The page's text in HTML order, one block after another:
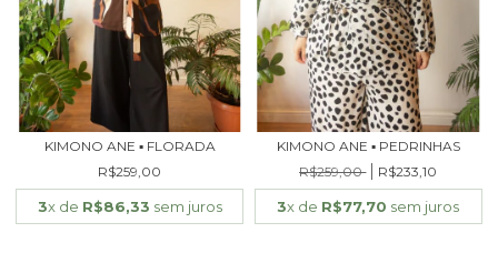
KIMONO ANE ▪ FLORADA
R$259,00
3x de R$86,33 sem juros
KIMONO ANE ▪ PEDRINHAS
R$259,00
R$233,10
3x de R$77,70 sem juros